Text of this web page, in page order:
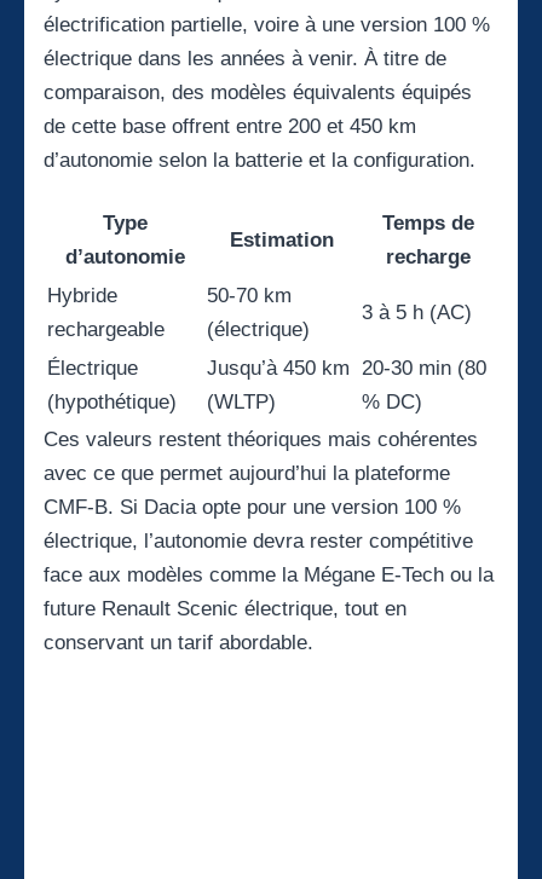
électrification partielle, voire à une version 100 %
électrique dans les années à venir. À titre de
comparaison, des modèles équivalents équipés
de cette base offrent entre 200 et 450 km
d’autonomie selon la batterie et la configuration.
Type
d’autonomie
Estimation
Temps de
recharge
Hybride
rechargeable
50-70 km
(électrique)
3 à 5 h (AC)
Électrique
(hypothétique)
Jusqu’à 450 km
(WLTP)
20-30 min (80
% DC)
Ces valeurs restent théoriques mais cohérentes
avec ce que permet aujourd’hui la plateforme
CMF-B. Si Dacia opte pour une version 100 %
électrique, l’autonomie devra rester compétitive
face aux modèles comme la Mégane E-Tech ou la
future Renault Scenic électrique, tout en
conservant un tarif abordable.